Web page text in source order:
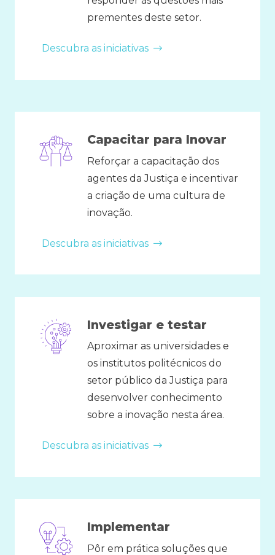
prementes deste setor.
Descubra as iniciativas
Capacitar para Inovar
Reforçar a capacitação dos
agentes da Justiça e incentivar
a criação de uma cultura de
inovação.
Descubra as iniciativas
Investigar e testar
Aproximar as universidades e
os institutos politécnicos do
setor público da Justiça para
desenvolver conhecimento
sobre a inovação nesta área.
Descubra as iniciativas
Implementar
Pôr em prática soluções que